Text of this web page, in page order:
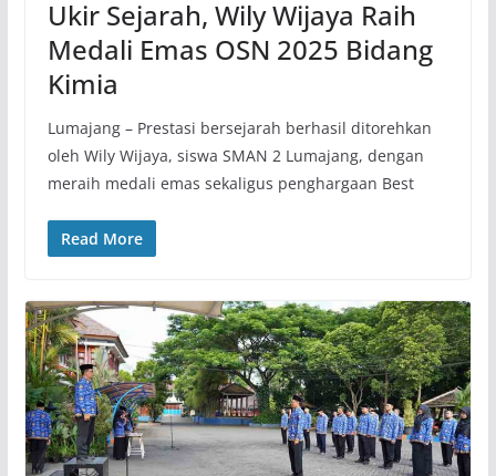
Ukir Sejarah, Wily Wijaya Raih
Medali Emas OSN 2025 Bidang
Kimia
Lumajang – Prestasi bersejarah berhasil ditorehkan
oleh Wily Wijaya, siswa SMAN 2 Lumajang, dengan
meraih medali emas sekaligus penghargaan Best
Read More